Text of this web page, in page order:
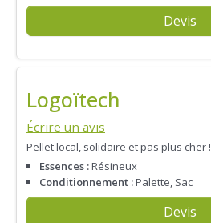
Devis
Logoïtech
Écrire un avis
Pellet local, solidaire et pas plus cher !
Essences :Résineux
Conditionnement :Palette, Sac
Devis